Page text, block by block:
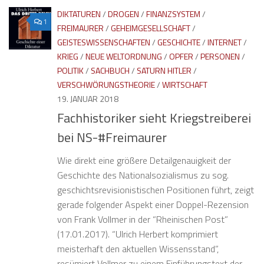
1
DIKTATUREN/DROGEN/FINANZSYSTEM/
FREIMAURER/GEHEIMGESELLSCHAFT/
GEISTESWISSENSCHAFTEN/GESCHICHTE/INTERNET/
KRIEG/NEUE WELTORDNUNG/OPFER/PERSONEN/
POLITIK/ SACHBUCH/ SATURN HITLER/
VERSCHWÖRUNGSTHEORIE/WIRTSCHAFT
19. JANUAR 2018
Fachhistoriker sieht Kriegstreiberei
bei NS-#Freimaurer
Wie direkt eine größere Detailgenauigkeit der
Geschichte des Nationalsozialismus zu sog.
geschichtsrevisionistischen Positionen führt, zeigt
gerade folgender Aspekt einer Doppel-Rezension
von Frank Vollmer in der “Rheinischen Post”
(17.01.2017). “Ulrich Herbert komprimiert
meisterhaft den aktuellen Wissensstand”,